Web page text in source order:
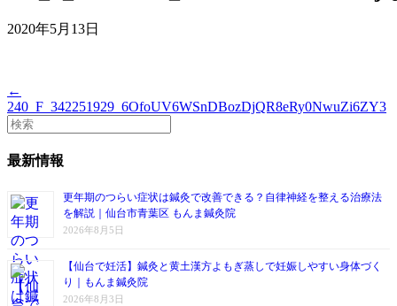
2020年5月13日
←
240_F_342251929_6OfoUV6WSnDBozDjQR8eRy0NwuZi6ZY3
最新情報
更年期のつらい症状は鍼灸で改善できる？自律神経を整える治療法
を解説｜仙台市青葉区 もんま鍼灸院
2026年8月5日
【仙台で妊活】鍼灸と黄土漢方よもぎ蒸しで妊娠しやすい身体づく
り｜もんま鍼灸院
2026年8月3日